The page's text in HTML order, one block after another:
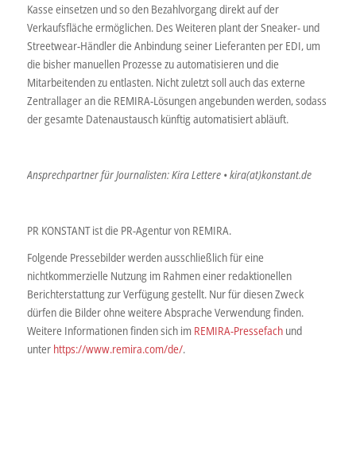
Kasse einsetzen und so den Bezahlvorgang direkt auf der
Verkaufsfläche ermöglichen. Des Weiteren plant der Sneaker- und
Streetwear-Händler die Anbindung seiner Lieferanten per EDI, um
die bisher manuellen Prozesse zu automatisieren und die
Mitarbeitenden zu entlasten. Nicht zuletzt soll auch das externe
Zentrallager an die REMIRA-Lösungen angebunden werden, sodass
der gesamte Datenaustausch künftig automatisiert abläuft.
Ansprechpartner für Journalisten: Kira Lettere • kira(at)konstant.de
PR KONSTANT ist die PR-Agentur von REMIRA.
Folgende Pressebilder werden ausschließlich für eine
nichtkommerzielle Nutzung im Rahmen einer redaktionellen
Berichterstattung zur Verfügung gestellt. Nur für diesen Zweck
dürfen die Bilder ohne weitere Absprache Verwendung finden.
Weitere Informationen finden sich im REMIRA-Pressefachund
unter https://www.remira.com/de/.